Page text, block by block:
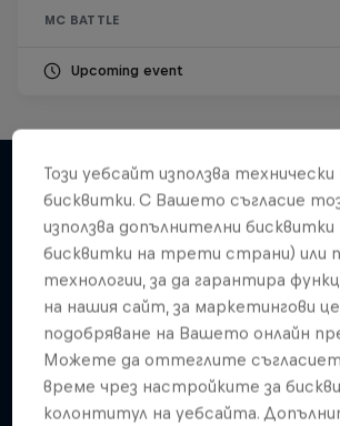
MC BATTLE
Upcoming event
Подобни
Този уебсайт използва
бисквитки. С Вашето съгласие
използва допълнителни бисквитки
бисквитки на трети страни) или
технологии, за да гарантира
на нашия сайт, за маркетингови
подобряване на Вашето онлайн
Можете да оттеглите
време чрез настройките за
колонтитул на уебсайта.